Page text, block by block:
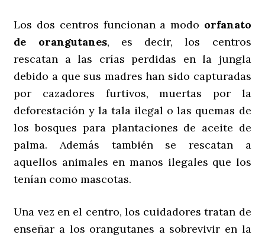
Los dos centros funcionan a modo orfanato
de orangutanes, es decir, los centros
rescatan a las crías perdidas en la jungla
debido a que sus madres han sido capturadas
por cazadores furtivos, muertas por la
deforestación y la tala ilegal o las quemas de
los bosques para plantaciones de aceite de
palma. Además también se rescatan a
aquellos animales en manos ilegales que los
tenían como mascotas.
Una vez en el centro, los cuidadores tratan de
enseñar a los orangutanes a sobrevivir en la